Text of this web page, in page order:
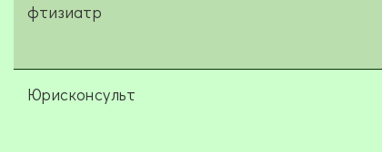
фтизиатр
Юрисконсульт